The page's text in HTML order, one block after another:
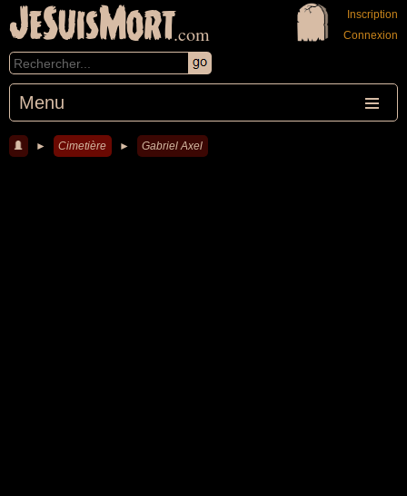
JeSuisMort.com
Menu
Inscription
Connexion
► Cimetière ► Gabriel Axel